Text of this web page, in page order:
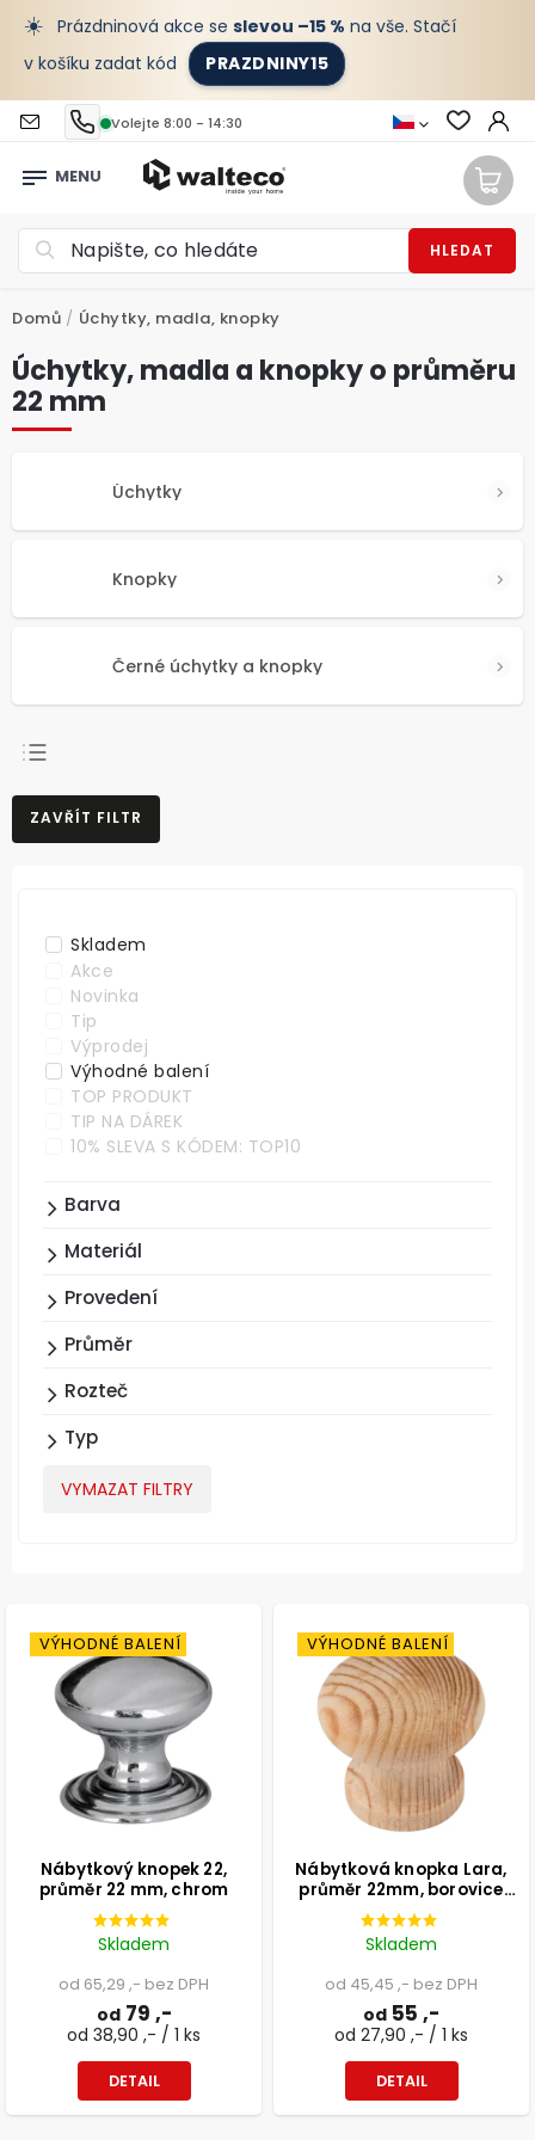
☀️ Prázdninová akce se slevou –15 % na vše. Stačí
v košíku zadat kód
PRAZDNINY15
Volejte 8:00 - 14:30
HLEDAT
Domů / Úchytky, madla, knopky
Úchytky, madla a knopky o průměru
22 mm
Úchytky
Knopky
Černé úchytky a knopky
NEJPRODÁVANĚJŠÍ
NEJLEVNĚJŠÍ
ZAVŘÍT FILTR
Skladem
Akce
Novinka
Tip
Výprodej
Výhodné balení
TOP PRODUKT
TIP NA DÁREK
10% SLEVA S KÓDEM: TOP10
Barva
Materiál
Provedení
Průměr
Rozteč
Typ
VYMAZAT FILTRY
VÝHODNÉ BALENÍ
Nábytkový knopek 22,
průměr 22 mm, chrom
Skladem
od 65,29 ,- bez DPH
od79 ,-
od 38,90 ,- / 1 ks
DETAIL
VÝHODNÉ BALENÍ
Nábytková knopka Lara,
průměr 22mm, borovice
přírodní
Skladem
od 45,45 ,- bez DPH
od 55 ,-
od 27,90 ,- / 1 ks
DETAIL